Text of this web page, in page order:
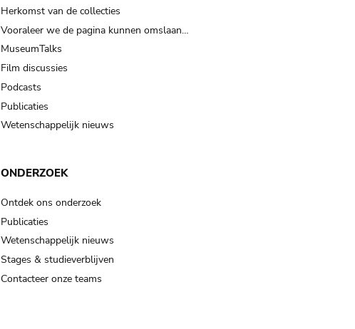
Herkomst van de collecties
Vooraleer we de pagina kunnen omslaan…
MuseumTalks
Film discussies
Podcasts
Publicaties
Wetenschappelijk nieuws
ONDERZOEK
Ontdek ons onderzoek
Publicaties
Wetenschappelijk nieuws
Stages & studieverblijven
Contacteer onze teams